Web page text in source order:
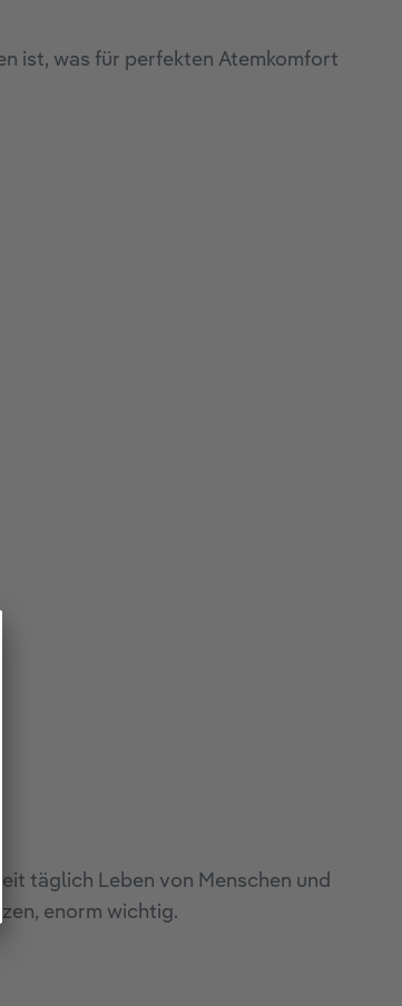
ist, was für perfekten Atemkomfort
täglich Leben von Menschen und
enorm wichtig.